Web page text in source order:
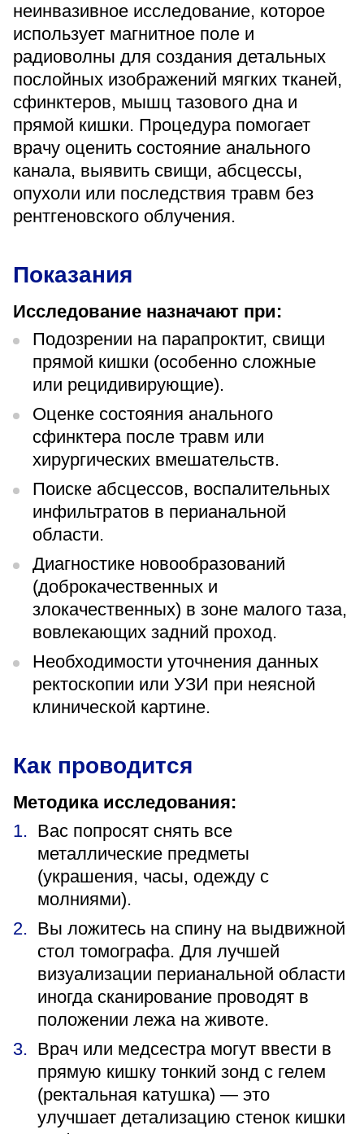
Санаторий-профилакторий
«Парус»
Адрес
399000, г. Липецк, Плехановское лесничество,
Ленинский лесхоз, квартал 67
Понедельник — четверг
08:00–16:45
перерыв 12:00–12:30
Пятница
08:00–15:45
перерыв 12:00–12:30
Версия для слабовидящих
неинвазивное исследование, которое
использует магнитное поле и
радиоволны для создания детальных
послойных изображений мягких тканей,
сфинктеров, мышц тазового дна и
прямой кишки. Процедура помогает
врачу оценить состояние анального
канала, выявить свищи, абсцессы,
опухоли или последствия травм без
рентгеновского облучения.
Показания
Исследование назначают при:
Подозрении на парапроктит, свищи
прямой кишки (особенно сложные
или рецидивирующие).
Оценке состояния анального
сфинктера после травм или
хирургических вмешательств.
Поиске абсцессов, воспалительных
инфильтратов в перианальной
области.
Диагностике новообразований
(доброкачественных и
злокачественных) в зоне малого таза,
вовлекающих задний проход.
Необходимости уточнения данных
ректоскопии или УЗИ при неясной
клинической картине.
Как проводится
Методика исследования:
Вас попросят снять все
металлические предметы
(украшения, часы, одежду с
молниями).
Вы ложитесь на спину на выдвижной
стол томографа. Для лучшей
визуализации перианальной области
иногда сканирование проводят в
положении лежа на животе.
Врач или медсестра могут ввести в
прямую кишку тонкий зонд с гелем
(ректальная катушка) — это
улучшает детализацию стенок кишки